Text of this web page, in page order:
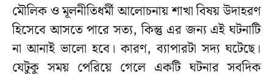
মৌলিক ও মূলনীতিধর্মী আলোচনায় শাখা বিষয় উদাহরণ
হিসেবে আসতে পারে সত্য, কিন্তু এর জন্য এই ঘটনাটি
না আনাই ভালো হবে। কারণ, ব্যাপারটা সদ্য ঘটেছে।
যেটুকু সময় পেরিয়ে গেলে একটি ঘটনার সবদিক